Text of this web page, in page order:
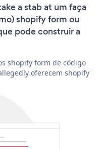
a stab at um faça
shopify form ou
pode construir a
shopify form de código
oferecem shopify